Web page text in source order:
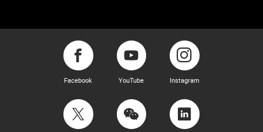
Facebook YouTube Instagram